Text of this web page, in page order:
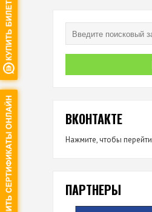
ВКОНТАКТЕ
Нажмите, чтобы перейти
ПАРТНЕРЫ